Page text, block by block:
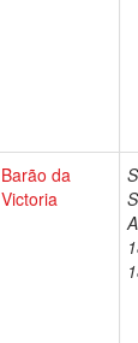
Barão da
Victoria